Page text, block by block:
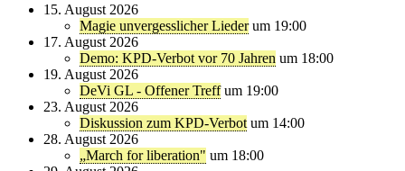
15. August 2026
Magie unvergesslicher Lieder um 19:00
17. August 2026
Demo: KPD-Verbot vor 70 Jahren um 18:00
19. August 2026
DeVi GL - Offener Treff um 19:00
23. August 2026
Diskussion zum KPD-Verbot um 14:00
28. August 2026
„March for liberation" um 18:00